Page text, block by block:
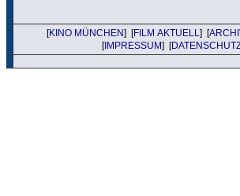
[KINO MÜNCHEN] [FILM AKTUELL ] [
[IMPRESSUM] [